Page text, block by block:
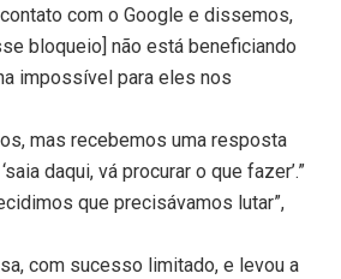
com o Google e dissemos,
bloqueio] não está beneficiando
impossível para eles nos
mas recebemos uma resposta
daqui, vá procurar o que fazer’.”
que precisávamos lutar”,
com sucesso limitado, e levou a